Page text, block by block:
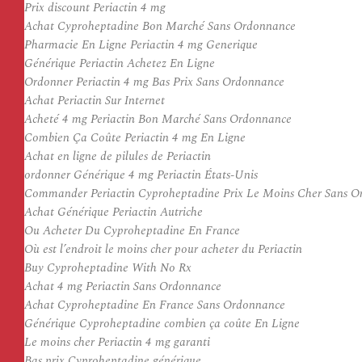
Prix discount Periactin 4 mg
Achat Cyproheptadine Bon Marché Sans Ordonnance
Pharmacie En Ligne Periactin 4 mg Generique
Générique Periactin Achetez En Ligne
Ordonner Periactin 4 mg Bas Prix Sans Ordonnance
Achat Periactin Sur Internet
Acheté 4 mg Periactin Bon Marché Sans Ordonnance
Combien Ça Coûte Periactin 4 mg En Ligne
Achat en ligne de pilules de Periactin
ordonner Générique 4 mg Periactin États-Unis
Commander Periactin Cyproheptadine Prix Le Moins Cher Sans
Achat Générique Periactin Autriche
Ou Acheter Du Cyproheptadine En France
Où est l’endroit le moins cher pour acheter du Periactin
Buy Cyproheptadine With No Rx
Achat 4 mg Periactin Sans Ordonnance
Achat Cyproheptadine En France Sans Ordonnance
Générique Cyproheptadine combien ça coûte En Ligne
Le moins cher Periactin 4 mg garanti